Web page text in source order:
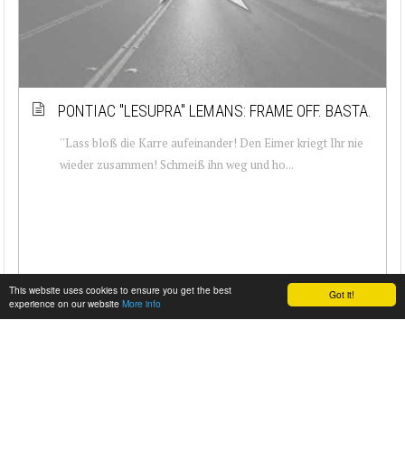
Got it!
This website uses cookies to ensure you get the best
experience on our website More info
PONTIAC ''LESUPRA'' LEMANS: FRAME OFF. BASTA.
''Lass bloß die Karre aufeinander! Den Eimer kriegt Ihr nie
wieder zusammen! Schmeiß ihn weg und ho...